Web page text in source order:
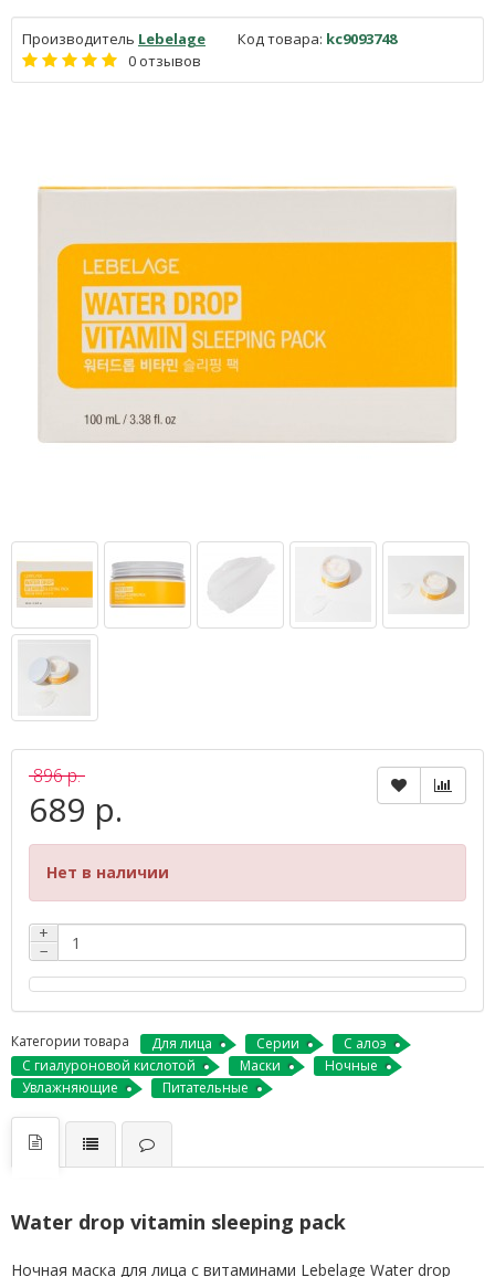
Производитель Lebelage Код товара: kc9093748
0 отзывов
896 р.
689 р.
Нет в наличии
+
−
Категории товара Для лица Серии
С алоэ
С гиалуроновой кислотой
Маски
Ночные
Увлажняющие
Питательные
Water drop vitamin sleeping pack
Ночная маска для лица с витаминами Lebelage Water drop